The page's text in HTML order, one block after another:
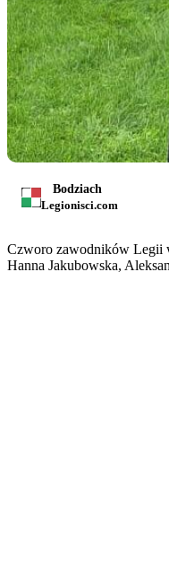
Bodziach
Legionisci.com
Czworo zawodników Legii
Hanna Jakubowska,